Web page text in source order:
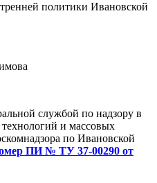
политики Ивановской
службой по надзору в
и массовых
по Ивановской
ПИ № ТУ 37-00290 от